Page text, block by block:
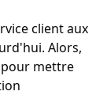
client aux
Alors,
pour mettre